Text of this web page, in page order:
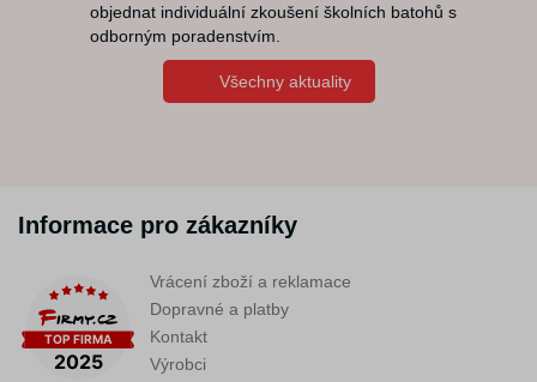
objednat individuální zkoušení školních batohů s
odborným poradenstvím.
Všechny aktuality
Informace pro zákazníky
Vrácení zboží a reklamace
Dopravné a platby
Kontakt
Výrobci